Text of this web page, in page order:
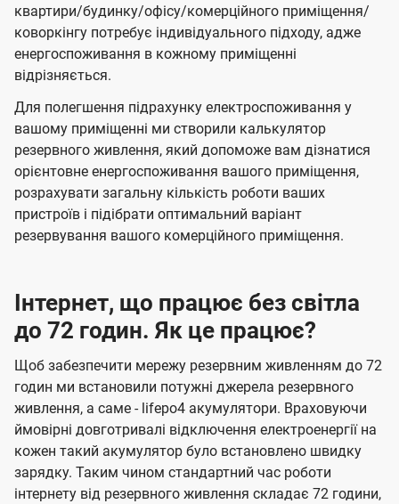
квартири/будинку/офісу/комерційного приміщення/
коворкінгу потребує індивідуального підходу, адже
енергоспоживання в кожному приміщенні
відрізняється.
Для полегшення підрахунку електроспоживання у
вашому приміщенні ми створили калькулятор
резервного живлення, який допоможе вам дізнатися
орієнтовне енергоспоживання вашого приміщення,
розрахувати загальну кількість роботи ваших
пристроїв і підібрати оптимальний варіант
резервування вашого комерційного приміщення.
Інтернет, що працює без світла
до 72 годин. Як це працює?
Щоб забезпечити мережу резервним живленням до 72
годин ми встановили потужні джерела резервного
живлення, а саме - lifepo4 акумулятори. Враховуючи
ймовірні довготривалі відключення електроенергії на
кожен такий акумулятор було встановлено швидку
зарядку. Таким чином стандартний час роботи
інтернету від резервного живлення складає 72 години,